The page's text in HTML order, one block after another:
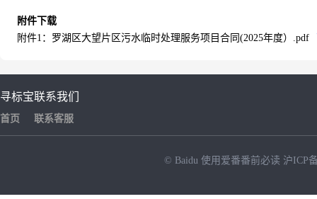
附件下载
附件1：罗湖区大望片区污水临时处理服务项目合同(2025年度）.pdf
寻标宝
首页
联系我们
联系客服
© Baidu 使用爱番番前必读 沪ICP